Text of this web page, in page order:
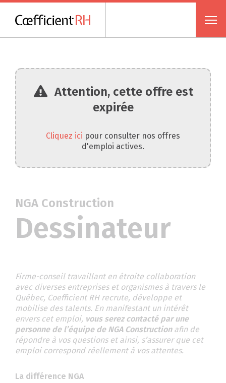
Attention, cette offre est
expirée
Cliquez ici pour consulter nos offres
d'emploi actives.
NGA Construction
Dessinateur
Firme-conseil travaillant en étroite collaboration
avec diverses entreprises et organismes à travers le
Québec, Coefficient RH recrute, développe et
mobilise des talents. En manifestant un intérêt
envers cet emploi, vous serez contacté par une
personne de l’équipe de NGA Constructionafin de
répondre à vos questions et ainsi, s’assurer que cet
emploi correspond réellement à vos attentes.
La différence NGA